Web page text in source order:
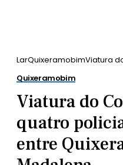
LarQuixeramobimViatura
Quixeramobim
Viatura do
quatro
entre